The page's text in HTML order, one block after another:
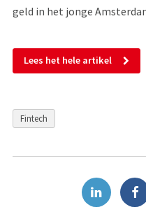
geld in het jonge
Lees het hele artikel
Fintech